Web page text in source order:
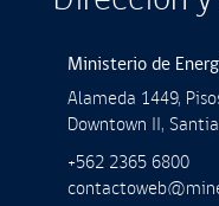
Ministerio de
Alameda 1449,
Downtown II,
+562 2365 6800